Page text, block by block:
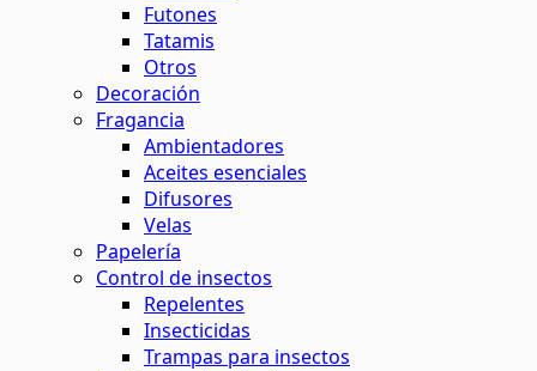
Futones
Tatamis
Otros
Decoración
Fragancia
Ambientadores
Aceites esenciales
Difusores
Velas
Papelería
Control de insectos
Repelentes
Insecticidas
Trampas para insectos